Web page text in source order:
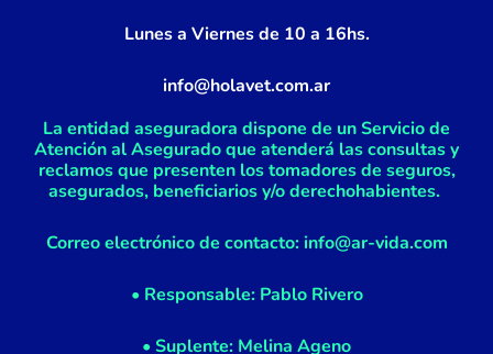
Lunes a Viernes de 10 a 16hs.
info@holavet.com.ar
La entidad aseguradora dispone de un Servicio de
Atención al Asegurado que atenderá las consultas y
reclamos que presenten los tomadores de seguros,
asegurados, beneficiarios y/o derechohabientes.
Correo electrónico de contacto: info@ar-vida.com
• Responsable: Pablo Rivero
• Suplente: Melina Ageno